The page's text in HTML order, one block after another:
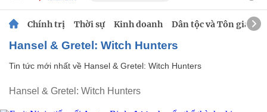
Chính trị Thời sự Kinh doanh Dân tộc và Tôn giáo
Hansel & Gretel: Witch Hunters
Tin tức mới nhất về Hansel & Gretel: Witch Hunters
Hansel & Gretel: Witch Hunters